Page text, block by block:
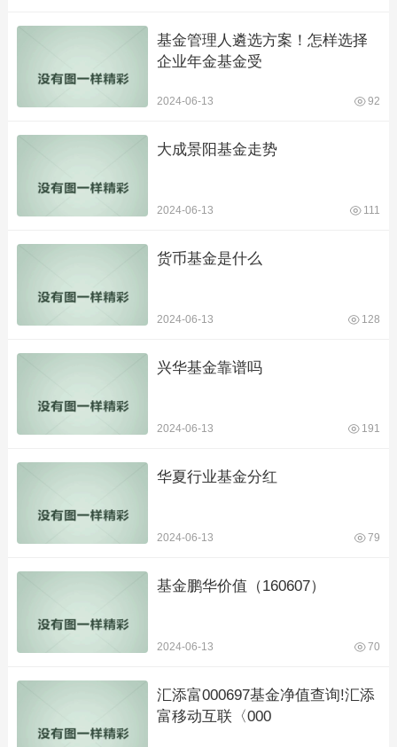
基金管理人遴选方案！怎样选择
企业年金基金受
2024-06-13 92
大成景阳基金走势
2024-06-13 111
货币基金是什么
2024-06-13 128
兴华基金靠谱吗
2024-06-13 191
华夏行业基金分红
2024-06-13 79
基金鹏华价值（160607）
2024-06-13 70
汇添富000697基金净值查询!汇添
富移动互联〈000